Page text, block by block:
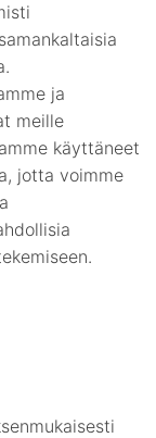
ja
meille
käyttäneet
jotta voimme